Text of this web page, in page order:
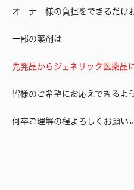
オーナー様の負担をできるだけ
一部の薬剤は
先発品からジェネリック医薬品
皆様のご希望にお応えできるよ
何卒ご理解の程よろしくお願い